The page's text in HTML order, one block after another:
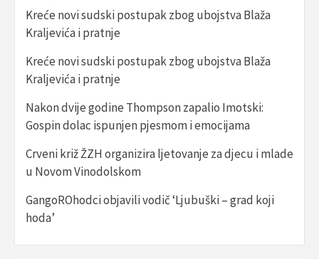
Kreće novi sudski postupak zbog ubojstva Blaža
Kraljevića i pratnje
Kreće novi sudski postupak zbog ubojstva Blaža
Kraljevića i pratnje
Nakon dvije godine Thompson zapalio Imotski:
Gospin dolac ispunjen pjesmom i emocijama
Crveni križ ŽZH organizira ljetovanje za djecu i mlade
u Novom Vinodolskom
GangoROhodci objavili vodič ‘Ljubuški – grad koji
hoda’